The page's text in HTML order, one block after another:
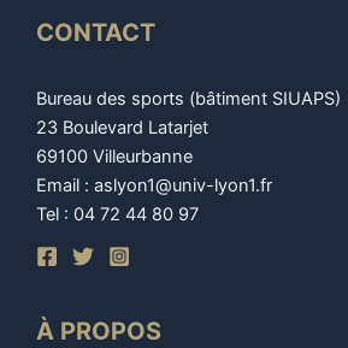
CONTACT
Bureau des sports (bâtiment SIUAPS)
23 Boulevard Latarjet
69100 Villeurbanne
Email : aslyon1@univ-lyon1.fr
Tel : 04 72 44 80 97
À PROPOS